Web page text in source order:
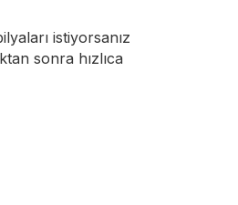
istiyorsanız
sonra hızlıca